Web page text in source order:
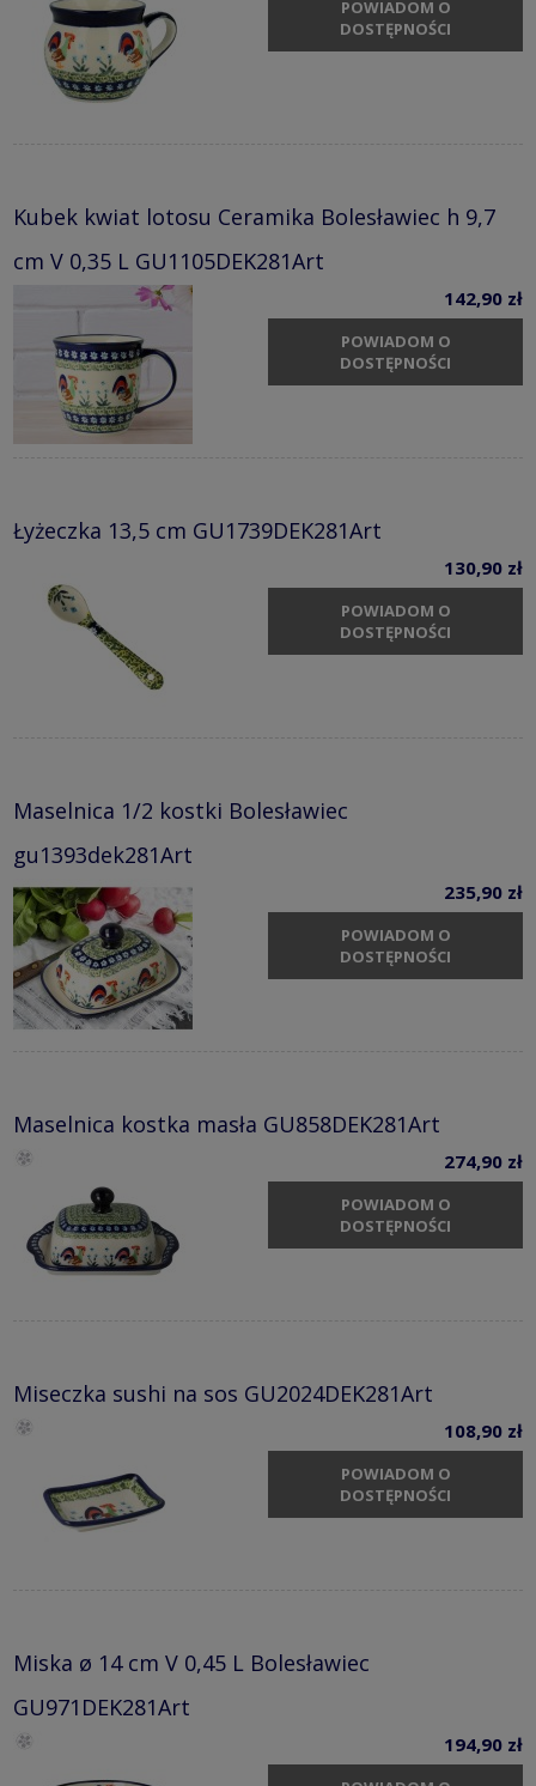
POWIADOM O
DOSTĘPNOŚCI
Kubek kwiat lotosu Ceramika Bolesławiec h 9,7
cm V 0,35 L GU1105DEK281Art
142,90 zł
POWIADOM O
DOSTĘPNOŚCI
Łyżeczka 13,5 cm GU1739DEK281Art
130,90 zł
POWIADOM O
DOSTĘPNOŚCI
Maselnica 1/2 kostki Bolesławiec
gu1393dek281Art
235,90 zł
POWIADOM O
DOSTĘPNOŚCI
Maselnica kostka masła GU858DEK281Art
274,90 zł
POWIADOM O
DOSTĘPNOŚCI
Miseczka sushi na sos GU2024DEK281Art
108,90 zł
POWIADOM O
DOSTĘPNOŚCI
Miska ø 14 cm V 0,45 L Bolesławiec
GU971DEK281Art
194,90 zł